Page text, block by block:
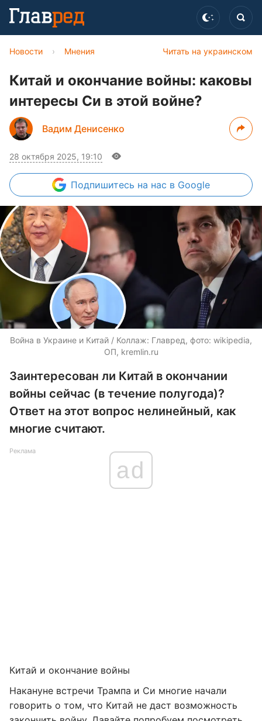
Читать на украинском
Новости › Мнения
Китай и окончание войны: каковы
интересы Си в этой войне?
Вадим Денисенко
28 октября 2025, 19:10
Подпишитесь на нас в Google
Война в Украине и Китай / Коллаж: Главред, фото: wikipedia,
ОП, kremlin.ru
Заинтересован ли Китай в окончании
войны сейчас (в течение полугода)?
Ответ на этот вопрос нелинейный, как
многие считают.
Реклама
ad
Китай и окончание войны
Накануне встречи Трампа и Си многие начали
говорить о том, что Китай не даст возможность